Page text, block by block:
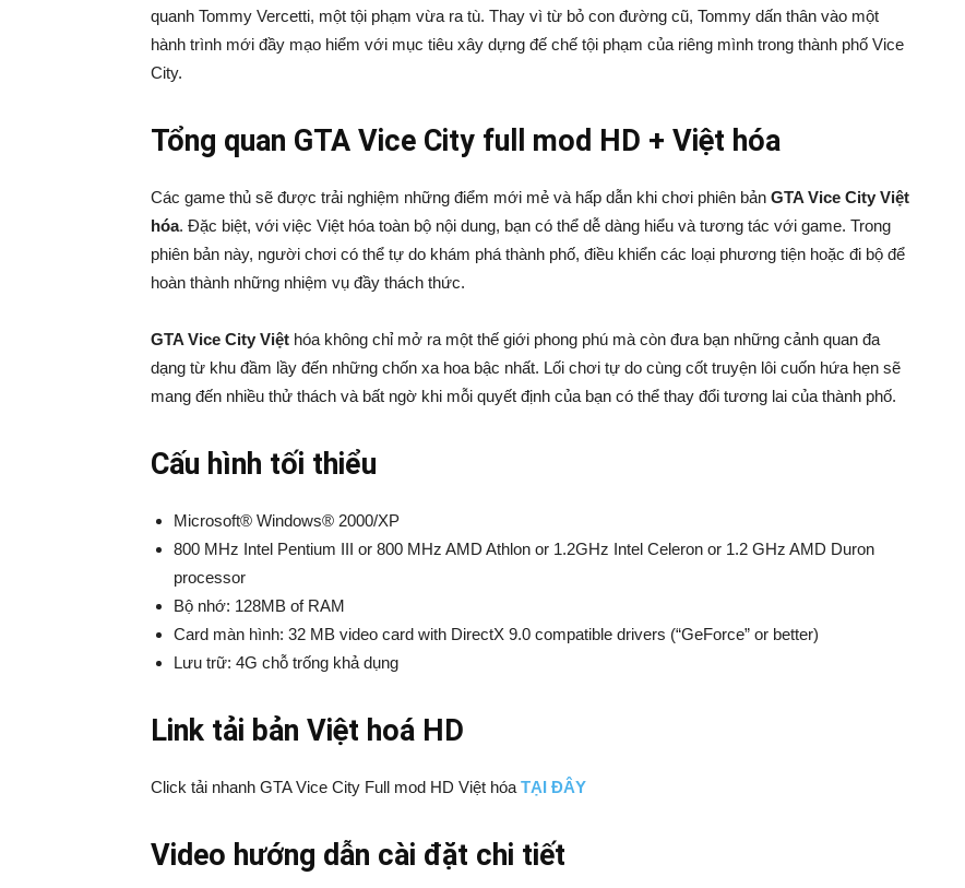
quanh Tommy Vercetti, một tội phạm vừa ra tù. Thay vì từ bỏ con đường cũ, Tommy dấn thân vào một
hành trình mới đầy mạo hiểm với mục tiêu xây dựng đế chế tội phạm của riêng mình trong thành phố Vice
City.
Tổng quan GTA Vice City full mod HD + Việt hóa
Các game thủ sẽ được trải nghiệm những điểm mới mẻ và hấp dẫn khi chơi phiên bản GTA Vice City Việt
hóa. Đặc biệt, với việc Việt hóa toàn bộ nội dung, bạn có thể dễ dàng hiểu và tương tác với game. Trong
phiên bản này, người chơi có thể tự do khám phá thành phố, điều khiển các loại phương tiện hoặc đi bộ để
hoàn thành những nhiệm vụ đầy thách thức.
GTA Vice City Việt hóa không chỉ mở ra một thế giới phong phú mà còn đưa bạn những cảnh quan đa
dạng từ khu đầm lầy đến những chốn xa hoa bậc nhất. Lối chơi tự do cùng cốt truyện lôi cuốn hứa hẹn sẽ
mang đến nhiều thử thách và bất ngờ khi mỗi quyết định của bạn có thể thay đổi tương lai của thành phố.
Cấu hình tối thiểu
Microsoft® Windows® 2000/XP
800 MHz Intel Pentium III or 800 MHz AMD Athlon or 1.2GHz Intel Celeron or 1.2 GHz AMD Duron
processor
Bộ nhớ: 128MB of RAM
Card màn hình: 32 MB video card with DirectX 9.0 compatible drivers (“GeForce” or better)
Lưu trữ: 4G chỗ trống khả dụng
Link tải bản Việt hoá HD
Click tải nhanh GTA Vice City Full mod HD Việt hóa TẠI ĐÂY
Video hướng dẫn cài đặt chi tiết